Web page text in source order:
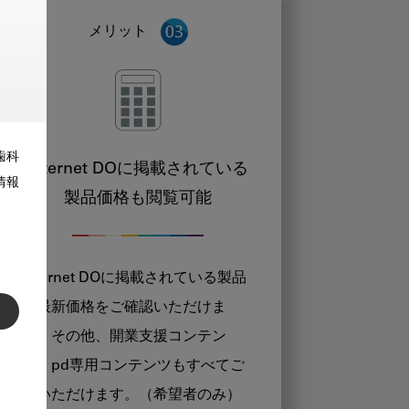
科
報
メリット
Internet DOに掲載されている
製品価格も閲覧可能
Internet DOに掲載されている製品
の最新価格をご確認いただけま
す。その他、開業支援コンテン
ツ、pd専用コンテンツもすべてご
覧いただけます。（希望者のみ）